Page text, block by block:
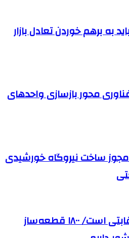
به برهم خوردن تعادل بازار
محور بازسازی واحدهای
ساخت نیروگاه خورشیدی
بازار قطعه‌سازی رقابتی است/ ۱۸۰۰ قطعه‌ساز